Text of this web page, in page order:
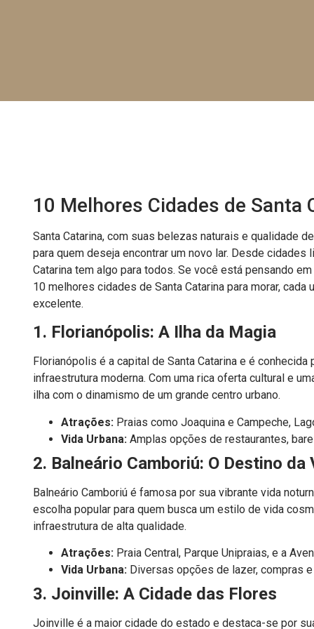
10 Melhores Cidades de Santa
Santa Catarina, com suas belezas naturais e qualidade
para quem deseja encontrar um novo lar. Desde
Catarina tem algo para todos. Se você está pensando
10 melhores cidades de Santa Catarina para morar,
excelente.
1. Florianópolis: A Ilha da Magia
Florianópolis é a capital de Santa Catarina e é
infraestrutura moderna. Com uma rica oferta cultural e
ilha com o dinamismo de um grande centro urbano.
Atrações: Praias como Joaquina e Campeche,
Vida Urbana: Amplas opções de restaurantes,
2. Balneário Camboriú: O Destino da
Balneário Camboriú é famosa por sua vibrante vida
escolha popular para quem busca um estilo de vida
infraestrutura de alta qualidade.
Atrações: Praia Central, Parque Unipraias, e a
Vida Urbana: Diversas opções de lazer, compras
3. Joinville: A Cidade das Flores
Joinville é a maior cidade do estado e destaca-se por